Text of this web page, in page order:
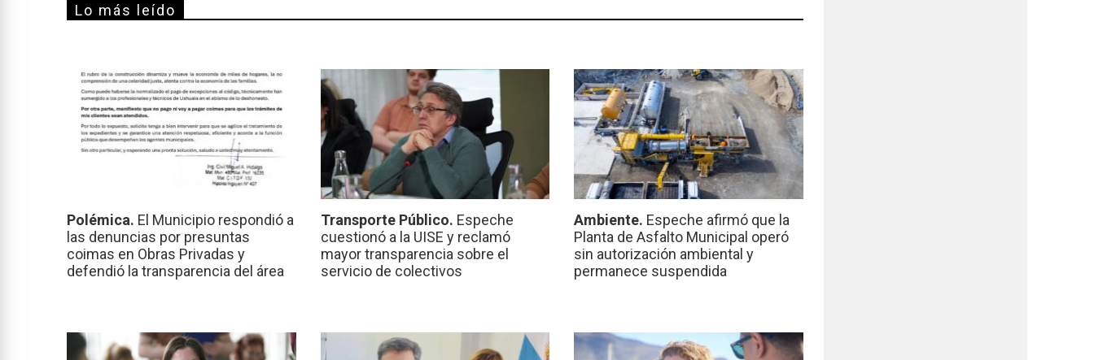
Lo más leído
Polémica. El Municipio respondió a
las denuncias por presuntas
coimas en Obras Privadas y
defendió la transparencia del área
Transporte Público. Espeche
cuestionó a la UISE y reclamó
mayor transparencia sobre el
servicio de colectivos
Ambiente. Espeche afirmó que la
Planta de Asfalto Municipal operó
sin autorización ambiental y
permanece suspendida